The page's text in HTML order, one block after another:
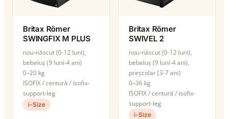
Britax Römer
SWINGFIX M PLUS
nou-născut (0-12 luni),
bebeluș (9 luni-4 ani)
0–20 kg
ISOFIX / centură / isofix-
support-leg
i-Size
Britax Römer
SWIVEL 2
nou-născut (0-12 luni),
bebeluș (9 luni-4 ani),
preșcolar (3-7 ani)
0–36 kg
ISOFIX / centură / isofix-
support-leg
i-Size